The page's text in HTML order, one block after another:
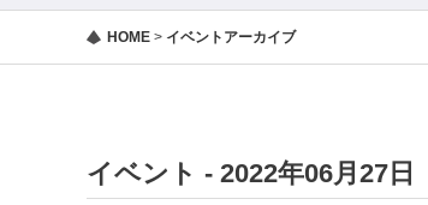
HOME > イベントアーカイブ
イベント - 2022年06月27日